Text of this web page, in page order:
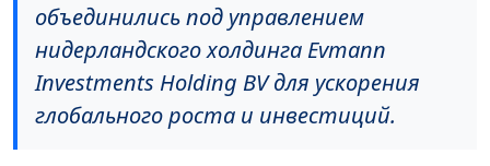
объединились под управлением
нидерландского холдинга Evmann
Investments Holding BV для ускорения
глобального роста и инвестиций.